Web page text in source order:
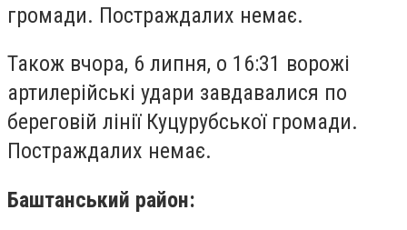
громади. Постраждалих немає.
Також вчора, 6 липня, о 16:31 ворожі
артилерійські удари завдавалися по
береговій лінії Куцурубської громади.
Постраждалих немає.
Баштанський район: